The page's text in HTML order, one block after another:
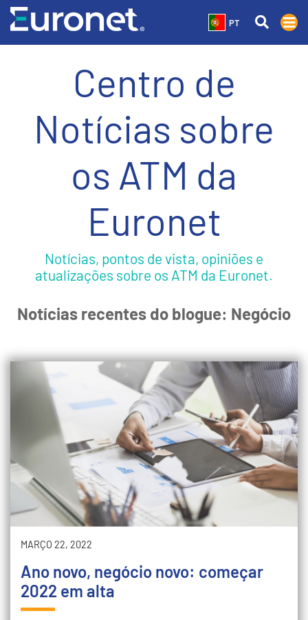
PT
Centro de
Notícias sobre
os ATM da
Euronet
Notícias, pontos de vista, opiniões e
atualizações sobre os ATM da Euronet.
Notícias recentes do blogue: Negócio
MARÇO 22, 2022
Ano novo, negócio novo: começar
2022 em alta